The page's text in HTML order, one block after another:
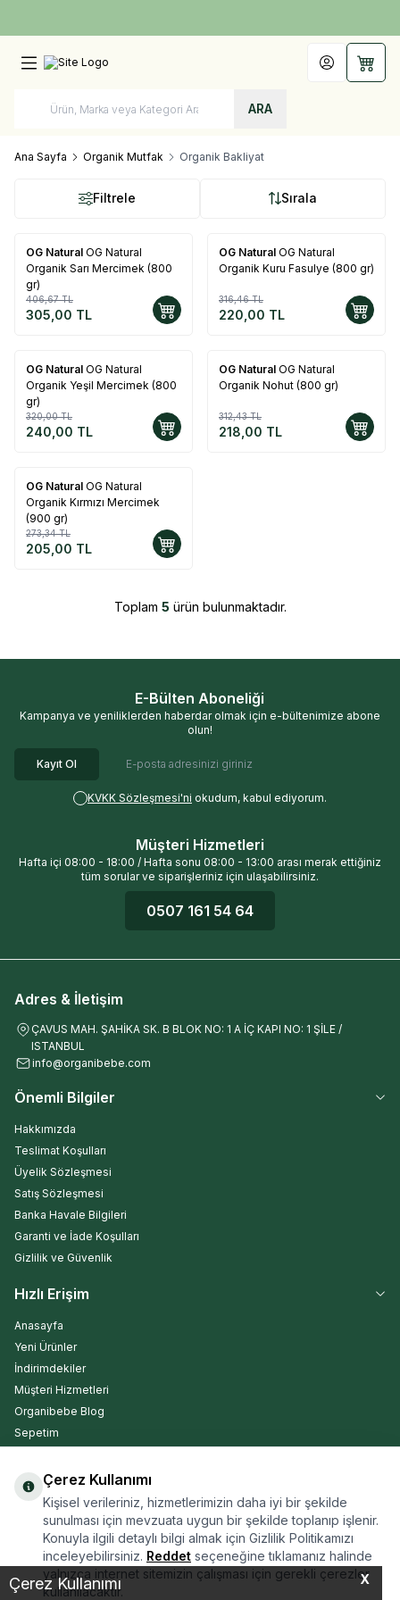
X
Çerez Kullanımı
ARA
Hesabım
Ana Sayfa Organik Mutfak Organik Bakliyat
Filtrele Sırala
%25
OG Natural OG Natural
Organik Sarı Mercimek (800
gr)
406,67TL
305,00 TL
%30
OG Natural OG Natural
Organik Kuru Fasulye (800 gr)
316,46TL
220,00 TL
%25
OG Natural OG Natural
Organik Yeşil Mercimek (800
gr)
320,00TL
240,00 TL
%30
OG Natural OG Natural
Organik Nohut (800 gr)
312,43TL
218,00 TL
%25
OG Natural OG Natural
Organik Kırmızı Mercimek
(900 gr)
273,34TL
205,00 TL
Toplam 5 ürün bulunmaktadır.
E-Bülten Aboneliği
Kampanya ve yeniliklerden haberdar olmak için e-bültenimize abone
olun!
Kayıt Ol
KVKK Sözleşmesi'ni okudum, kabul ediyorum.
Müşteri Hizmetleri
Hafta içi 08:00 - 18:00 / Hafta sonu 08:00 - 13:00 arası merak ettiğiniz
tüm sorular ve siparişleriniz için ulaşabilirsiniz.
0507 161 54 64
Adres & İletişim
ÇAVUS MAH. ŞAHİKA SK. B BLOK NO: 1 A İÇ KAPI NO: 1 ŞİLE /
ISTANBUL
info@organibebe.com
Önemli Bilgiler
Hakkımızda
Teslimat Koşulları
Üyelik Sözleşmesi
Satış Sözleşmesi
Banka Havale Bilgileri
Garanti ve İade Koşulları
Gizlilik ve Güvenlik
Hızlı Erişim
Anasayfa
Yeni Ürünler
İndirimdekiler
Müşteri Hizmetleri
Organibebe Blog
Sepetim
Kargo Takip
ARA
Çerez Kullanımı
Kişisel verileriniz, hizmetlerimizin daha iyi bir şekilde
sunulması için mevzuata uygun bir şekilde toplanıp işlenir.
Konuyla ilgili detaylı bilgi almak için Gizlilik Politikamızı
inceleyebilirsiniz. Reddet seçeneğine tıklamanız halinde
yalnızca internet sitemizin çalışması için gerekli çerezler
kullanılacaktır.